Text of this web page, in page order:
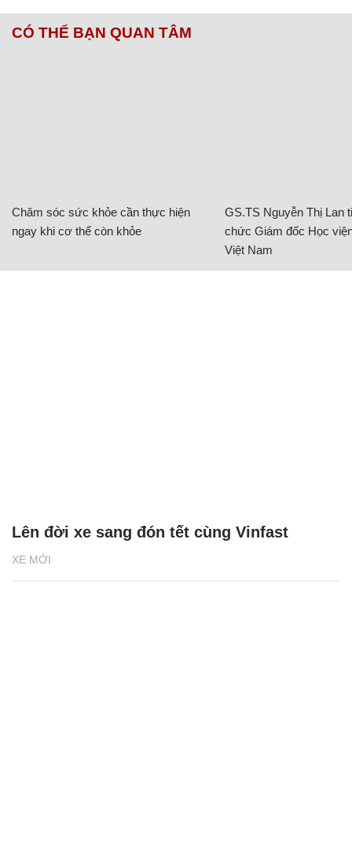
CÓ THỂ BẠN QUAN TÂM
Chăm sóc sức khỏe cần thực hiện
ngay khi cơ thể còn khỏe
GS.TS Nguyễn Thị Lan
chức Giám đốc Học
Việt Nam
XE MỚI
Lên đời xe sang đón tết cùng Vinfast